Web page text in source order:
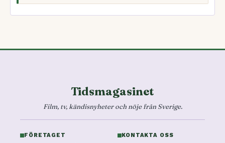
Tidsmagasinet
Film, tv, kändisnyheter och nöje från Sverige.
FÖRETAGET KONTAKTA OSS